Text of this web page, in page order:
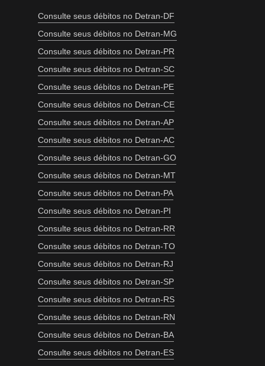
Consulte seus débitos no Detran-DF
Consulte seus débitos no Detran-MG
Consulte seus débitos no Detran-PR
Consulte seus débitos no Detran-SC
Consulte seus débitos no Detran-PE
Consulte seus débitos no Detran-CE
Consulte seus débitos no Detran-AP
Consulte seus débitos no Detran-AC
Consulte seus débitos no Detran-GO
Consulte seus débitos no Detran-MT
Consulte seus débitos no Detran-PA
Consulte seus débitos no Detran-PI
Consulte seus débitos no Detran-RR
Consulte seus débitos no Detran-TO
Consulte seus débitos no Detran-RJ
Consulte seus débitos no Detran-SP
Consulte seus débitos no Detran-RS
Consulte seus débitos no Detran-RN
Consulte seus débitos no Detran-BA
Consulte seus débitos no Detran-ES